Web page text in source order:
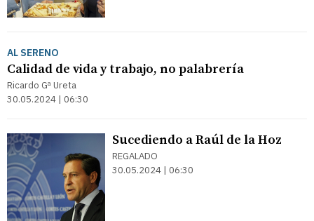
AL SERENO
Calidad de vida y trabajo, no palabrería
Ricardo Gª Ureta
30.05.2024 | 06:30
Sucediendo a Raúl de la Hoz
REGALADO
30.05.2024 | 06:30